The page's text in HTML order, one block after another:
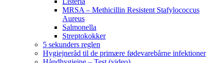
MRSA – Methicillin Resistent Stafylococcus
Aureus
Salmonella
Streptokokker
5 sekunders reglen
Hygiejneråd til de primære fødevarebårne infektioner